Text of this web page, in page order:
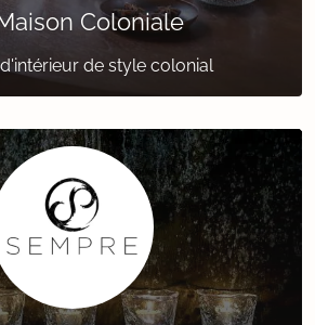
Coloniale
de style colonial